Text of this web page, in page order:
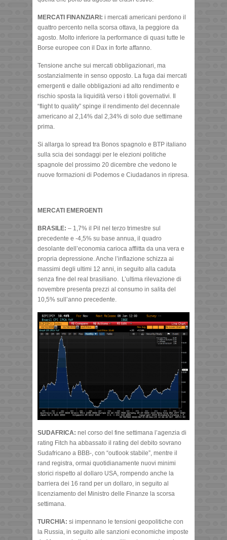
MERCATI FINANZIARI: i mercati americani perdono il
quattro percento nella scorsa ottava, la peggiore da
agosto. Molto inferiore la performance di quasi tutte le
Borse europee con il Dax in forte affanno.
Tensione anche sui mercati obbligazionari, ma
sostanzialmente in senso opposto. La fuga dai mercati
emergenti e dalle obbligazioni ad alto rendimento e
rischio sposta la liquidità verso i titoli governativi. Il
“flight to quality” spinge il rendimento del decennale
americano al 2,14% dal 2,34% di solo due settimane
prima.
Si allarga lo spread tra Bonos spagnolo e BTP italiano
sulla scia dei sondaggi per le elezioni politiche
spagnole del prossimo 20 dicembre che vedono le
nuove formazioni di Podemos e Ciudadanos in ripresa.
MERCATI EMERGENTI
BRASILE: – 1,7% il Pil nel terzo trimestre sul
precedente e -4,5% su base annua, il quadro
desolante dell’economia carioca afflitta da una vera e
propria depressione. Anche l’inflazione schizza ai
massimi degli ultimi 12 anni, in seguito alla caduta
senza fine del real brasiliano. L’ultima rilevazione di
novembre presenta prezzi al consumo in salita del
10,5% sull’anno precedente.
SUDAFRICA: nel corso del fine settimana l’agenzia di
rating Fitch ha abbassato il rating del debito sovrano
Sudafricano a BBB-, con “outlook stabile”, mentre il
rand registra, ormai quotidianamente nuovi minimi
storici rispetto al dollaro USA, rompendo anche la
barriera dei 16 rand per un dollaro, in seguito al
licenziamento del Ministro delle Finanze la scorsa
settimana.
TURCHIA: si impennano le tensioni geopolitiche con
la Russia, in seguito alle sanzioni economiche imposte